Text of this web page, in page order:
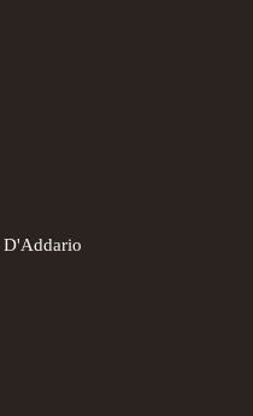
D'Addario